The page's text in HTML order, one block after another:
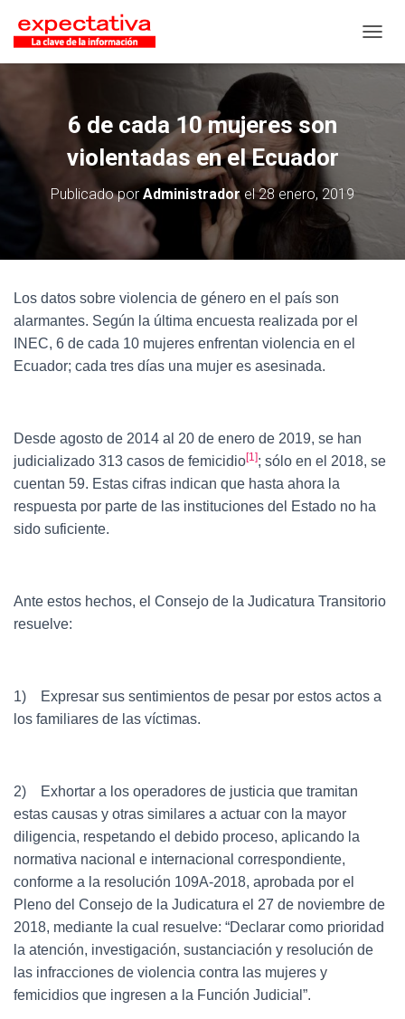
6 de cada 10 mujeres son
violentadas en el Ecuador
Publicado por Administradorel28 enero, 2019
Los datos sobre violencia de género en el país son
alarmantes. Según la última encuesta realizada por el
INEC, 6 de cada 10 mujeres enfrentan violencia en el
Ecuador; cada tres días una mujer es asesinada.
Desde agosto de 2014 al 20 de enero de 2019, se han
judicializado 313 casos de femicidio[1]; sólo en el 2018, se
cuentan 59. Estas cifras indican que hasta ahora la
respuesta por parte de las instituciones del Estado no ha
sido suficiente.
Ante estos hechos, el Consejo de la Judicatura Transitorio
resuelve:
1) Expresar sus sentimientos de pesar por estos actos a
los familiares de las víctimas.
2) Exhortar a los operadores de justicia que tramitan
estas causas y otras similares a actuar con la mayor
diligencia, respetando el debido proceso, aplicando la
normativa nacional e internacional correspondiente,
conforme a la resolución 109A-2018, aprobada por el
Pleno del Consejo de la Judicatura el 27 de noviembre de
2018, mediante la cual resuelve: “Declarar como prioridad
la atención, investigación, sustanciación y resolución de
las infracciones de violencia contra las mujeres y
femicidios que ingresen a la Función Judicial”.